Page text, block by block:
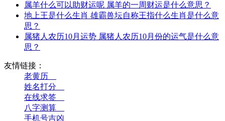
属羊什么可以助财运呢 属羊的一周财运是什么意思？
地上王是什么生肖 雄霸兽坛自称王指什么生肖是什么意
思？
属猪人农历10月运势 属猪人农历10月份的运气是什么意
思？
友情链接：
老黄历__
姓名打分__
在线求签__
八字测算__
手机号吉凶__